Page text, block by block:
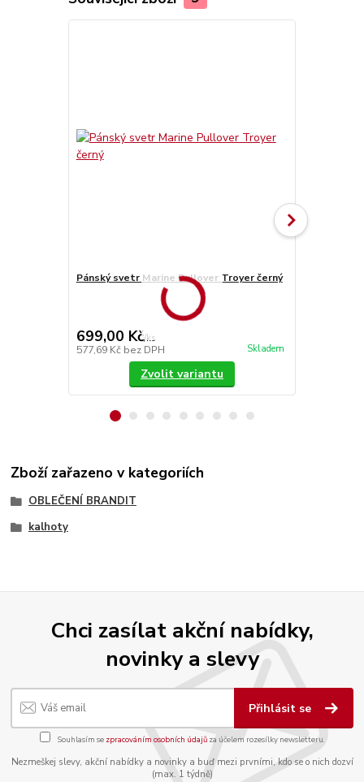
Pánský svetr Marine Pullover Troyer černý
699,00 Kč/ks
577,69 Kč bez DPH Skladem
Zvolit variantu
Zboží zařazeno v kategoriích
OBLEČENÍ BRANDIT
kalhoty
Chci zasílat akční nabídky,
novinky a slevy
Přihlásit se
Souhlasím se zpracováním osobních údajůza účelem rozesílky newsletteru.
Nezmeškej slevy, akční nabídky a novinky a buď mezi prvními, kdo se o nich dozví
(max. 1 týdně)